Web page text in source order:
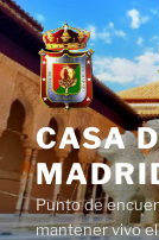
Saltar
al
contenido
CASA
Punto de
mantener vivo